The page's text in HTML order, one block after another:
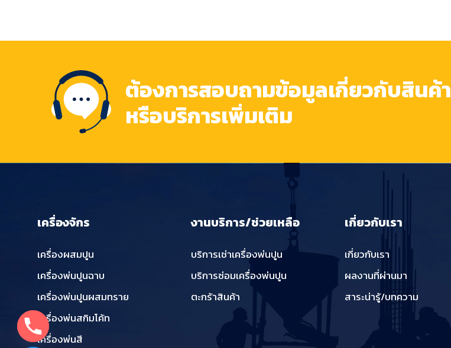
ต้องการสอบถามข้อมูลเกี่ยวกับสินค้า
หรือบริการเพิ่มเติม
เครื่องจักร
เครื่องผสมปูน
เครื่องพ่นปูนฉาบ
เครื่องพ่นปูนผสมทราย
เครื่องพ่นสกิมโค้ท
เครื่องพ่นสี
งานบริการ/ช่วยเหลือ
บริการเช่าเครื่องพ่นปูน
บริการซ่อมเครื่องพ่นปูน
ตะกร้าสินค้า
เกี่ยวกับเรา
เกี่ยวกับเรา
ผลงานที่ผ่านมา
สาระน่ารู้/บทความ